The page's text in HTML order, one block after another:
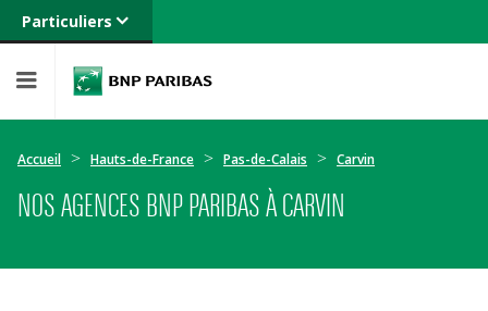
Particuliers
Banque privée
Entreprises
Accueil Hauts-de-France Pas-de-Calais Carvin
NOS AGENCES BNP PARIBAS À CARVIN